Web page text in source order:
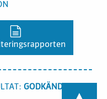
GODKÄND I
▲